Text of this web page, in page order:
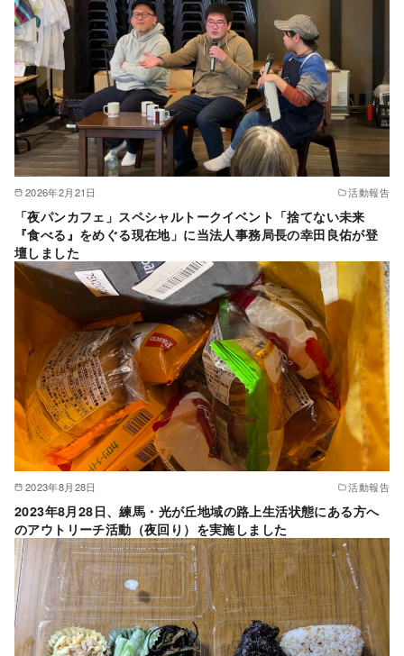
2026年2月21日 活動報告
「夜パンカフェ」スペシャルトークイベント「捨てない未来
『食べる』をめぐる現在地」に当法人事務局長の幸田良佑が登
壇しました
2023年8月28日 活動報告
2023年8月28日、練馬・光が丘地域の路上生活状態にある方へ
のアウトリーチ活動（夜回り）を実施しました